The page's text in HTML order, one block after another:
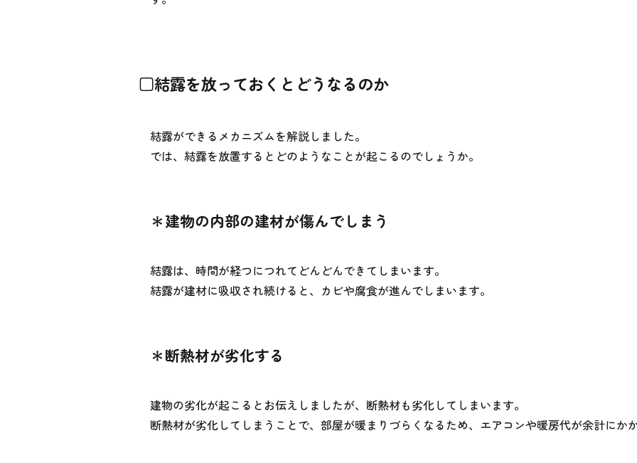
□結露を放っておくとどうなるのか
結露ができるメカニズムを解説しました。
では、結露を放置するとどのようなことが起こるのでしょうか。
＊建物の内部の建材が傷んでしまう
結露は、時間が経つにつれてどんどんできてしまいます。
結露が建材に吸収され続けると、カビや腐食が進んでしまいます。
＊断熱材が劣化する
建物の劣化が起こるとお伝えしましたが、断熱材も劣化してしまいます。
断熱材が劣化してしまうことで、部屋が暖まりづらくなるため、エアコンや暖房代が余計にか